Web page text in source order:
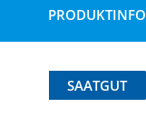
PRODUKTINFO
SAATGUT